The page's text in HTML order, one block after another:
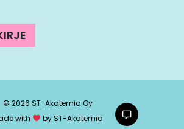
© 2026 ST-Akatemia Oy
with
by ST-Akatemia